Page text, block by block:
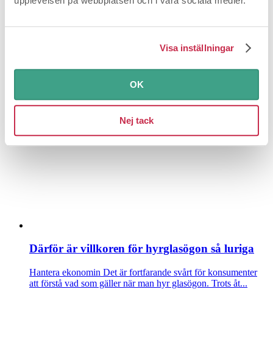
Visa inställningar
OK
Nej tack
Billigare än du tror att laga dina vitvaror
med en platta som bara går på max – att laga är väl...
Därför är villkoren för hyrglasögon så luriga
Hantera ekonomin Det är fortfarande svårt för konsumenter
att förstå vad som gäller när man hyr glasögon. Trots åt...